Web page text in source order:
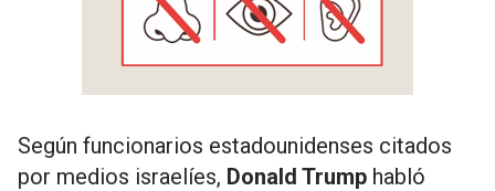
Según funcionarios estadounidenses citados
por medios israelíes, Donald Trump habló